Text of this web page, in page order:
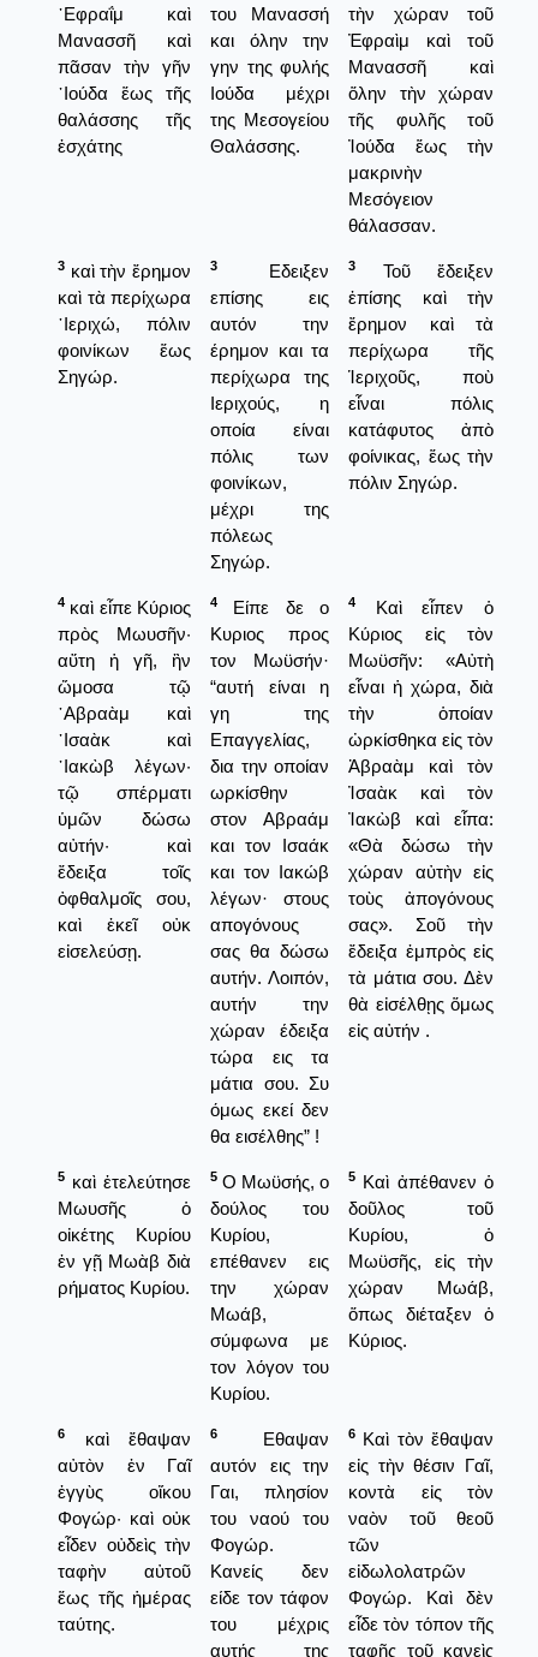
᾿Εφραΐμ καὶ
Μανασσῆ καὶ
πᾶσαν τὴν γῆν
᾿Ιούδα ἕως τῆς
θαλάσσης τῆς
ἐσχάτης
του Μανασσή
και όλην την
γην της φυλής
Ιούδα μέχρι
της Μεσογείου
Θαλάσσης.
τὴν χώραν τοῦ
Ἐφραὶμ καὶ τοῦ
Μανασσῆ καὶ
ὅλην τὴν χώραν
τῆς φυλῆς τοῦ
Ἰούδα ἕως τὴν
μακρινὴν
Μεσόγειον
θάλασσαν.
3 καὶ τὴν ἔρημον
καὶ τὰ περίχωρα
῾Ιεριχώ, πόλιν
φοινίκων ἕως
Σηγώρ.
3
Εδειξεν
επίσης εις
αυτόν την
έρημον και τα
περίχωρα της
Ιεριχούς, η
οποία είναι
πόλις των
φοινίκων,
μέχρι της
πόλεως
Σηγώρ.
3
Τοῦ ἔδειξεν
ἐπίσης καὶ τὴν
ἔρημον καὶ τὰ
περίχωρα τῆς
Ἱεριχοῦς, ποὺ
εἶναι πόλις
κατάφυτος ἀπὸ
φοίνικας, ἕως τὴν
πόλιν Σηγώρ.
4 καὶ εἶπε Κύριος
πρὸς Μωυσῆν·
αὕτη ἡ γῆ, ἣν
ὤμοσα τῷ
῾Αβραὰμ καὶ
᾿Ισαὰκ καὶ
᾿Ιακὼβ λέγων·
τῷ σπέρματι
ὑμῶν δώσω
αὐτήν· καὶ
ἔδειξα τοῖς
ὀφθαλμοῖς σου,
καὶ ἐκεῖ οὐκ
εἰσελεύσῃ.
4
Είπε δε ο
Κυριος προς
τον Μωϋσήν·
“αυτή είναι η
γη της
Επαγγελίας,
δια την οποίαν
ωρκίσθην
στον Αβραάμ
και τον Ισαάκ
και τον Ιακώβ
λέγων· στους
απογόνους
σας θα δώσω
αυτήν. Λοιπόν,
αυτήν την
χώραν έδειξα
τώρα εις τα
μάτια σου. Συ
όμως εκεί δεν
θα εισέλθης” !
4
Καὶ εἶπεν ὁ
Κύριος εἰς τὸν
Μωϋσῆν: «Αὐτὴ
εἶναι ἡ χώρα, διὰ
τὴν ὁποίαν
ὠρκίσθηκα εἰς τὸν
Ἀβραὰμ καὶ τὸν
Ἰσαὰκ καὶ τὸν
Ἰακὼβ καὶ εἶπα:
«Θὰ δώσω τὴν
χώραν αὐτὴν εἰς
τοὺς ἀπογόνους
σας». Σοῦ τὴν
ἔδειξα ἐμπρὸς εἰς
τὰ μάτια σου. Δὲν
θὰ εἰσέλθῃς ὅμως
εἰς αὐτήν .
5 καὶ ἐτελεύτησε
Μωυσῆς ὁ
οἰκέτης Κυρίου
ἐν γῇ Μωὰβ διὰ
ρήματος Κυρίου.
5 Ο Μωϋσής, ο
δούλος του
Κυρίου,
επέθανεν εις
την χώραν
Μωάβ,
σύμφωνα με
τον λόγον του
Κυρίου.
5 Καὶ ἀπέθανεν ὁ
δοῦλος τοῦ
Κυρίου, ὁ
Μωϋσῆς, εἰς τὴν
χώραν Μωάβ,
ὅπως διέταξεν ὁ
Κύριος.
6
καὶ ἔθαψαν
αὐτὸν ἐν Γαῖ
ἐγγὺς οἴκου
Φογώρ· καὶ οὐκ
εἶδεν οὐδεὶς τὴν
ταφὴν αὐτοῦ
ἕως τῆς ἡμέρας
ταύτης.
6
Εθαψαν
αυτόν εις την
Γαι, πλησίον
του ναού του
Φογώρ.
Κανείς δεν
είδε τον τάφον
του μέχρις
αυτής της
6 Καὶ τὸν ἔθαψαν
εἰς τὴν θέσιν Γαῖ,
κοντὰ εἰς τὸν
ναὸν τοῦ θεοῦ
τῶν
εἰδωλολατρῶν
Φογώρ. Καὶ δὲν
εἶδε τὸν τόπον τῆς
ταφῆς τοῦ κανεὶς